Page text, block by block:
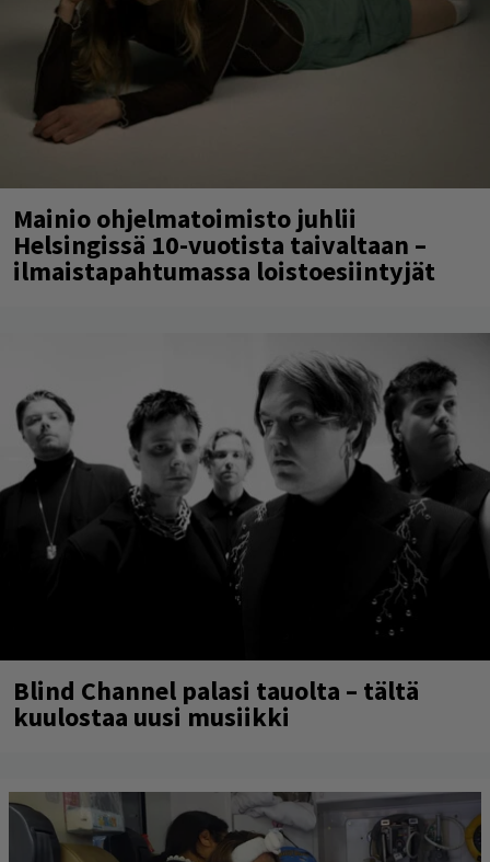
Mainio ohjelmatoimisto juhlii
Helsingissä 10-vuotista taivaltaan –
ilmaistapahtumassa loistoesiintyjät
Blind Channel palasi tauolta – tältä
kuulostaa uusi musiikki